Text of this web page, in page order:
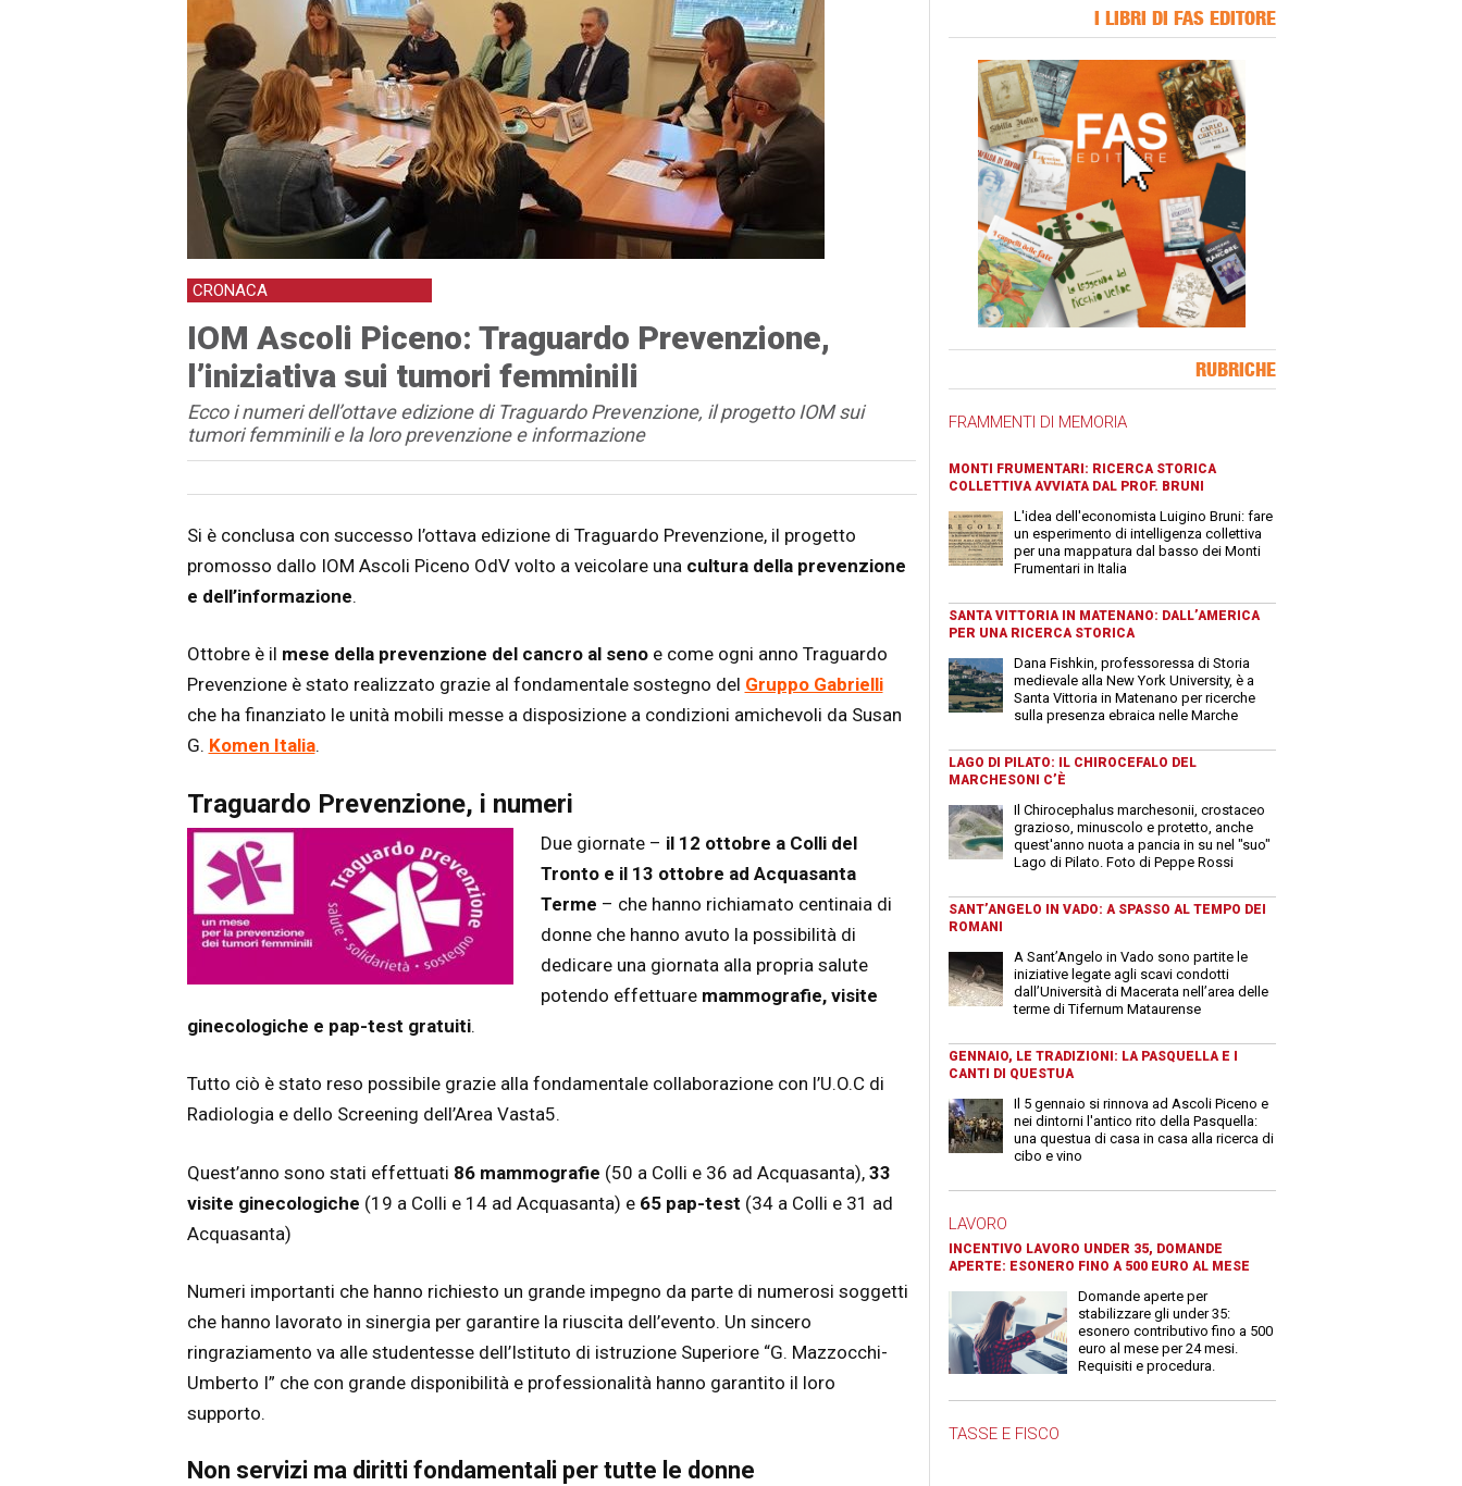
CRONACA
IOM Ascoli Piceno: Traguardo Prevenzione,
l’iniziativa sui tumori femminili
Ecco i numeri dell’ottave edizione di Traguardo Prevenzione, il progetto IOM sui
tumori femminili e la loro prevenzione e informazione
Articolo
Testo articolo principale
Si è conclusa con successo l’ottava edizione di Traguardo Prevenzione, il progetto
promosso dallo IOM Ascoli Piceno OdV volto a veicolare una cultura della prevenzione
e dell’informazione.
Ottobre è il mese della prevenzione del cancro al senoe come ogni anno Traguardo
Prevenzione è stato realizzato grazie al fondamentale sostegno del Gruppo Gabrielli
che ha finanziato le unità mobili messe a disposizione a condizioni amichevoli da Susan
G. Komen Italia.
Traguardo Prevenzione, i numeri
Due giornate – il 12 ottobre a Colli del
Tronto e il 13 ottobre ad Acquasanta
Terme – che hanno richiamato centinaia di
donne che hanno avuto la possibilità di
dedicare una giornata alla propria salute
potendo effettuare mammografie, visite
ginecologiche e pap-test gratuiti.
Tutto ciò è stato reso possibile grazie alla fondamentale collaborazione con l’U.O.C di
Radiologia e dello Screening dell’Area Vasta5.
Quest’anno sono stati effettuati 86 mammografie (50 a Colli e 36 ad Acquasanta), 33
visite ginecologiche (19 a Colli e 14 ad Acquasanta) e 65 pap-test (34 a Colli e 31 ad
Acquasanta)
Numeri importanti che hanno richiesto un grande impegno da parte di numerosi soggetti
che hanno lavorato in sinergia per garantire la riuscita dell’evento. Un sincero
ringraziamento va alle studentesse dell’Istituto di istruzione Superiore “G. Mazzocchi-
Umberto I” che con grande disponibilità e professionalità hanno garantito il loro
supporto.
Non servizi ma diritti fondamentali per tutte le donne
I LIBRI DI FAS EDITORE
RUBRICHE
FRAMMENTI DI MEMORIA
MONTI FRUMENTARI: RICERCA STORICA
COLLETTIVA AVVIATA DAL PROF. BRUNI
L'idea dell'economista Luigino Bruni: fare
un esperimento di intelligenza collettiva
per una mappatura dal basso dei Monti
Frumentari in Italia
SANTA VITTORIA IN MATENANO: DALL’AMERICA
PER UNA RICERCA STORICA
Dana Fishkin, professoressa di Storia
medievale alla New York University, è a
Santa Vittoria in Matenano per ricerche
sulla presenza ebraica nelle Marche
LAGO DI PILATO: IL CHIROCEFALO DEL
MARCHESONI C’È
Il Chirocephalus marchesonii, crostaceo
grazioso, minuscolo e protetto, anche
quest'anno nuota a pancia in su nel "suo"
Lago di Pilato. Foto di Peppe Rossi
SANT’ANGELO IN VADO: A SPASSO AL TEMPO DEI
ROMANI
A Sant’Angelo in Vado sono partite le
iniziative legate agli scavi condotti
dall’Università di Macerata nell’area delle
terme di Tifernum Mataurense
GENNAIO, LE TRADIZIONI: LA PASQUELLA E I
CANTI DI QUESTUA
Il 5 gennaio si rinnova ad Ascoli Piceno e
nei dintorni l'antico rito della Pasquella:
una questua di casa in casa alla ricerca di
cibo e vino
LAVORO
INCENTIVO LAVORO UNDER 35, DOMANDE
APERTE: ESONERO FINO A 500 EURO AL MESE
Domande aperte per
stabilizzare gli under 35:
esonero contributivo fino a 500
euro al mese per 24 mesi.
Requisiti e procedura.
TASSE E FISCO